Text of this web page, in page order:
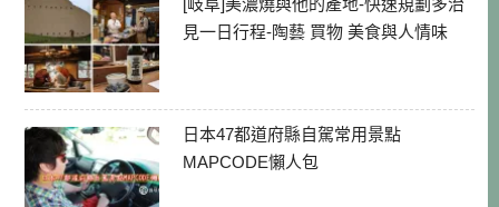
[岐阜]美濃燒與他的產地-快速規劃多治
見一日行程-陶藝 買物 美食與人情味
日本47都道府縣自駕常用景點
MAPCODE懶人包